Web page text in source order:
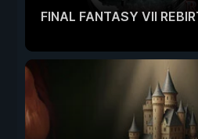
FINAL FANTASY VII